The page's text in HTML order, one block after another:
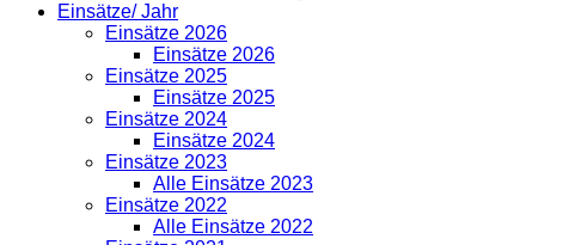
Einsätze/ Jahr
Einsätze 2026
Einsätze 2026
Einsätze 2025
Einsätze 2025
Einsätze 2024
Einsätze 2024
Einsätze 2023
Alle Einsätze 2023
Einsätze 2022
Alle Einsätze 2022